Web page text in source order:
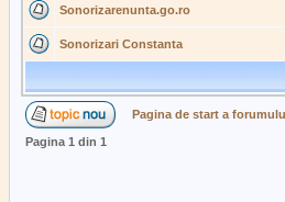
Sonorizarenunta.go.ro
Sonorizari Constanta
Pagina de start a
Pagina 1 din 1